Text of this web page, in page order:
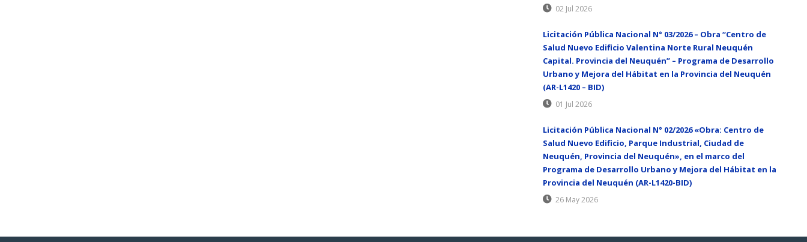
02 Jul 2026
Licitación Pública Nacional N° 03/2026 – Obra “Centro de
Salud Nuevo Edificio Valentina Norte Rural Neuquén
Capital. Provincia del Neuquén” – Programa de Desarrollo
Urbano y Mejora del Hábitat en la Provincia del Neuquén
(AR-L1420 – BID)
01 Jul 2026
Licitación Pública Nacional N° 02/2026 «Obra: Centro de
Salud Nuevo Edificio, Parque Industrial, Ciudad de
Neuquén, Provincia del Neuquén», en el marco del
Programa de Desarrollo Urbano y Mejora del Hábitat en la
Provincia del Neuquén (AR-L1420-BID)
26 May 2026